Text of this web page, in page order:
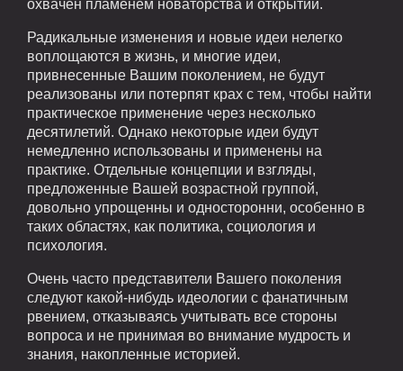
охвачен пламенем новаторства и открытий.
Радикальные изменения и новые идеи нелегко
воплощаются в жизнь, и многие идеи,
привнесенные Вашим поколением, не будут
реализованы или потерпят крах с тем, чтобы найти
практическое применение через несколько
десятилетий. Однако некоторые идеи будут
немедленно использованы и применены на
практике. Отдельные концепции и взгляды,
предложенные Вашей возрастной группой,
довольно упрощенны и односторонни, особенно в
таких областях, как политика, социология и
психология.
Очень часто представители Вашего поколения
следуют какой-нибудь идеологии с фанатичным
рвением, отказываясь учитывать все стороны
вопроса и не принимая во внимание мудрость и
знания, накопленные историей.